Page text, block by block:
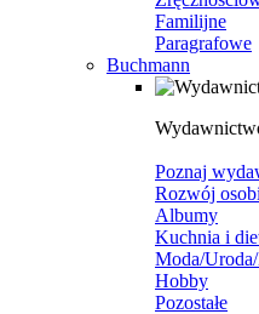
Familijne
Paragrafowe
Buchmann
Poznaj
Rozwój
Albumy
Kuchnia i
Moda/
Hobby
Pozostałe